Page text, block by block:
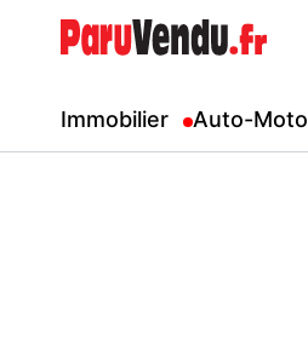
Immobilier Auto-Moto